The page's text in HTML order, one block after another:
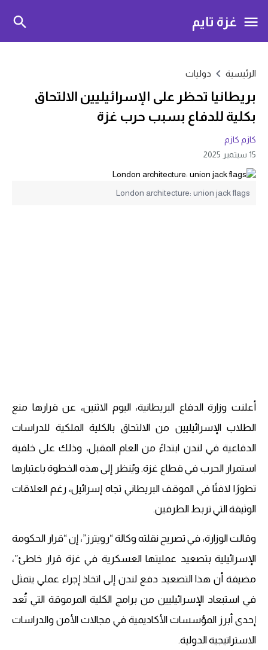
غزة تايم
الرئيسية دوليات
بريطانيا تحظر على الإسرائيليين الالتحاق
بكلية للدفاع بسبب حرب غزة
كازم كازم
15 سبتمبر 2025
London architecture: union jack flags
أعلنت وزارة الدفاع البريطانية، اليوم الاثنين، عن قرارها منع
الطلاب الإسرائيليين من الالتحاق بالكلية الملكية للدراسات
الدفاعية في لندن ابتداءً من العام المقبل، وذلك على خلفية
استمرار الحرب في قطاع غزة. ويُنظر إلى هذه الخطوة باعتبارها
تطورًا لافتًا في الموقف البريطاني تجاه إسرائيل، رغم العلاقات
الوثيقة التي تربط الطرفين.
وقالت الوزارة، في تصريح نقلته وكالة “رويترز”، إن “قرار الحكومة
الإسرائيلية بتصعيد عمليتها العسكرية في غزة قرار خاطئ”،
مضيفة أن هذا التصعيد دفع لندن إلى اتخاذ إجراء عملي يتمثل
في استبعاد الإسرائيليين من برامج الكلية المرموقة التي تُعد
إحدى أبرز المؤسسات الأكاديمية في مجالات الأمن والدراسات
الاستراتيجية الدولية.